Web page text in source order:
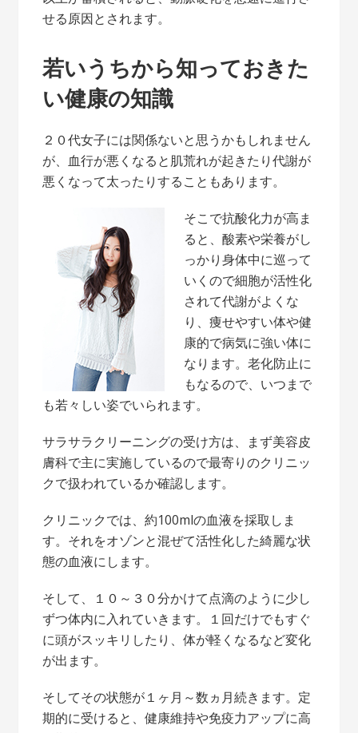
せる原因とされます。
若いうちから知っておきた
い健康の知識
２０代女子には関係ないと思うかもしれません
が、血行が悪くなると肌荒れが起きたり代謝が
悪くなって太ったりすることもあります。
そこで抗酸化力が高ま
ると、酸素や栄養がし
っかり身体中に巡って
いくので細胞が活性化
されて代謝がよくな
り、痩せやすい体や健
康的で病気に強い体に
なります。老化防止に
もなるので、いつまで
も若々しい姿でいられます。
サラサラクリーニングの受け方は、まず美容皮
膚科で主に実施しているので最寄りのクリニッ
クで扱われているか確認します。
クリニックでは、約100mlの血液を採取しま
す。それをオゾンと混ぜて活性化した綺麗な状
態の血液にします。
そして、１０～３０分かけて点滴のように少し
ずつ体内に入れていきます。１回だけでもすぐ
に頭がスッキリしたり、体が軽くなるなど変化
が出ます。
そしてその状態が１ヶ月～数ヵ月続きます。定
期的に受けると、健康維持や免疫力アップに高